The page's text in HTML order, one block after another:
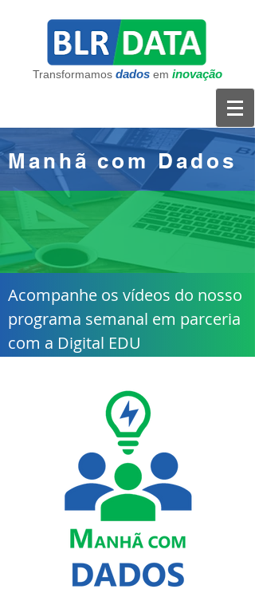
Transformamos dados em inovação
Manhã com Dados
Acompanhe os vídeos do nosso
programa semanal em parceria
com a Digital EDU